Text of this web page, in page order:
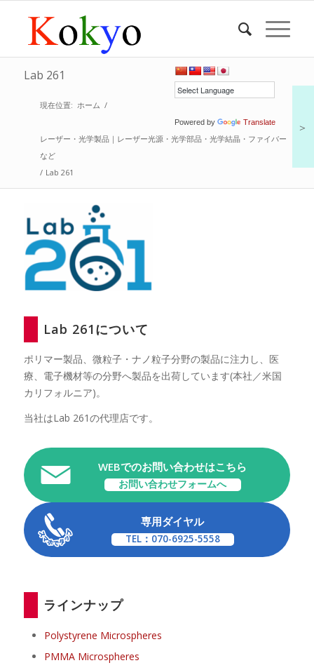
Lab 261
Powered by Translate
現在位置: ホーム /
レーザー・光学製品｜レーザー光源・光学部品・光学結晶・ファイバー
など
/ Lab 261
Lab 261について
ポリマー製品、微粒子・ナノ粒子分野の製品に注力し、医
療、電子機材等の分野へ製品を出荷しています(本社／米国
カリフォルニア)。
当社はLab 261の代理店です。
WEBでのお問い合わせはこちら
お問い合わせフォームへ
専用ダイヤル
TEL：070-6925-5558
ラインナップ
Polystyrene Microspheres
PMMA Microspheres
＞